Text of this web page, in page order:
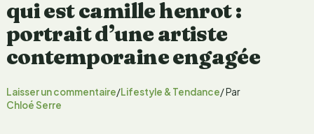
qui est camille henrot :
portrait d’une artiste
contemporaine engagée
Laisser un commentaire/Lifestyle & Tendance/ Par
Chloé Serre